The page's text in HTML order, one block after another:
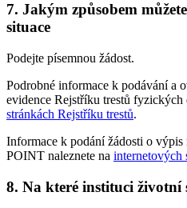
7. Jakým způsobem
situace
Podejte písemnou žádost.
Podrobné informace k podávání a
evidence Rejstříku trestů fyzických
stránkách Rejstříku trestů.
Informace k podání žádosti o
POINT naleznete na internetových
8. Na které instituci životní